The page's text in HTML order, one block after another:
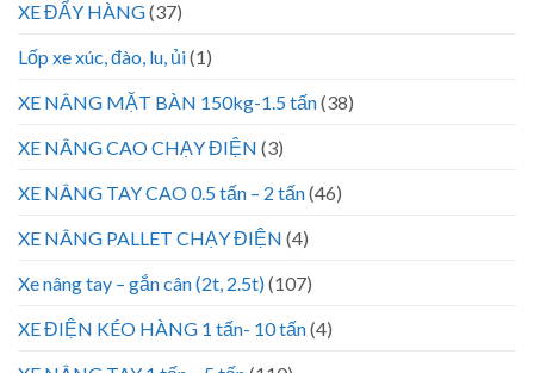
XE ĐẨY HÀNG(37)
Lốp xe xúc, đào, lu, ủi(1)
XE NÂNG MẶT BÀN 150kg-1.5 tấn(38)
XE NÂNG CAO CHẠY ĐIỆN (3)
XE NÂNG TAY CAO 0.5 tấn – 2 tấn(46)
XE NÂNG PALLET CHẠY ĐIỆN (4)
Xe nâng tay – gắn cân (2t, 2.5t)(107)
XE ĐIỆN KÉO HÀNG 1 tấn- 10 tấn(4)